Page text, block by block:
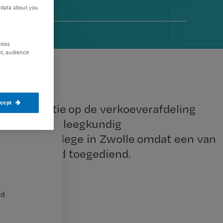
medicatie op de verkoeverafdeling
Het verpleegkundig
tuchtcollege in Zwolle omdat een van
had toegediend.
about you
audience